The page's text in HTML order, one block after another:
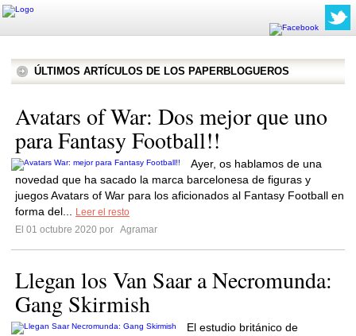
ÚLTIMOS ARTÍCULOS DE LOS PAPERBLOGUEROS
Avatars of War: Dos mejor que uno
para Fantasy Football!!
Ayer, os hablamos de una
novedad que ha sacado la marca barcelonesa de figuras y
juegos Avatars of War para los aficionados al Fantasy Football en
forma del...
Leer el resto
El 01 octubre 2020 por Agramar
Llegan los Van Saar a Necromunda:
Gang Skirmish
El estudio británico de